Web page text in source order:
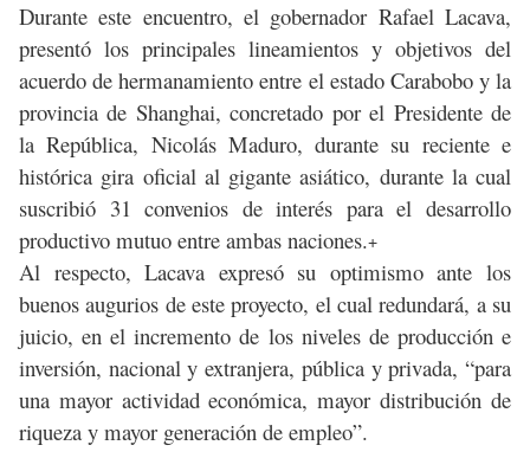
Durante este encuentro, el gobernador Rafael Lacava,
presentó los principales lineamientos y objetivos del
acuerdo de hermanamiento entre el estado Carabobo y la
provincia de Shanghai, concretado por el Presidente de
la República, Nicolás Maduro, durante su reciente e
histórica gira oficial al gigante asiático, durante la cual
suscribió 31 convenios de interés para el desarrollo
productivo mutuo entre ambas naciones.+
Al respecto, Lacava expresó su optimismo ante los
buenos augurios de este proyecto, el cual redundará, a su
juicio, en el incremento de los niveles de producción e
inversión, nacional y extranjera, pública y privada, “para
una mayor actividad económica, mayor distribución de
riqueza y mayor generación de empleo”.